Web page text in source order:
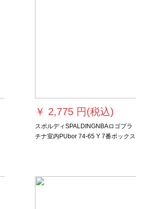
￥ 2,775 円(税込)
スポルディSPALDINGNBAロゴプラ
チナ室内PUbor 74-65 Y 7番ボックス